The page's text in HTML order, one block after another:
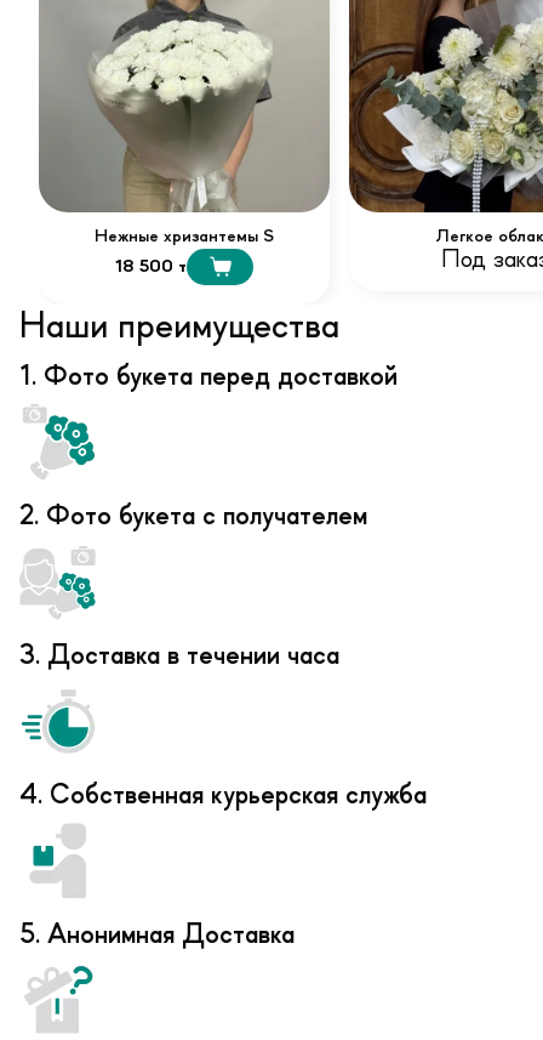
Нежные хризантемы S
18 500 т
Легкое
Под
Наши преимущества
1. Фото букета перед доставкой
2. Фото букета с получателем
3. Доставка в течении часа
4. Собственная курьерская служба
5. Анонимная Доставка